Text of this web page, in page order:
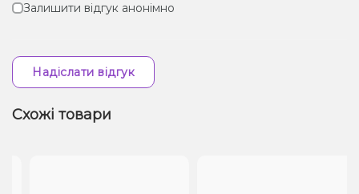
Залишити відгук анонімно
Надіслати відгук
Схожі товари